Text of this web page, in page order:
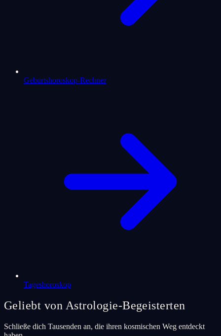
Geburtshoroskop-Rechner
Tageshoroskop
Geliebt von Astrologie-Begeisterten
Schließe dich Tausenden an, die ihren kosmischen Weg entdeckt